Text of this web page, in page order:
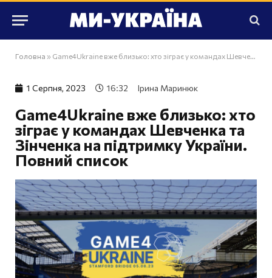
Головна » Game4Ukraine вже близько: хто зіграє у командах Шевченка та Зінченка на підтримку України. Повний список
1 Серпня, 2023 16:32 Ірина Маринюк
Game4Ukraine вже близько: хто
зіграє у командах Шевченка та
Зінченка на підтримку України.
Повний список